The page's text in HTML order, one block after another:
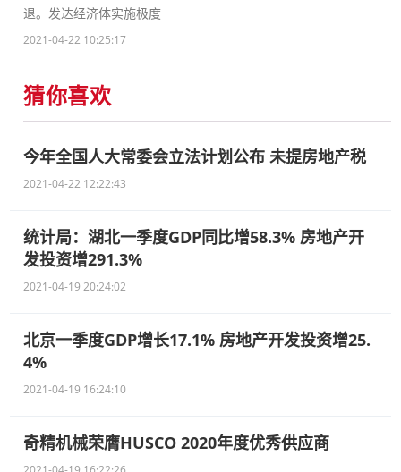
退。发达经济体实施极度
2021-04-22 10:25:17
猜你喜欢
今年全国人大常委会立法计划公布 未提房地产税
2021-04-22 12:22:43
统计局：湖北一季度GDP同比增58.3% 房地产开
发投资增291.3%
2021-04-19 20:24:02
北京一季度GDP增长17.1% 房地产开发投资增25.
4%
2021-04-19 16:24:10
奇精机械荣膺HUSCO 2020年度优秀供应商